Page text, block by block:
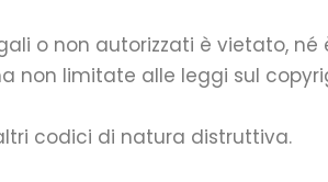
o non autorizzati è vietato,
non limitate alle leggi sul
codici di natura distruttiva.